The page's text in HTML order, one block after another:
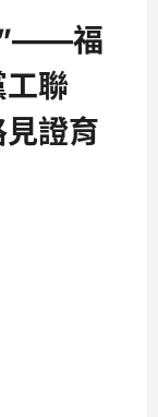
”——福
聯
證育